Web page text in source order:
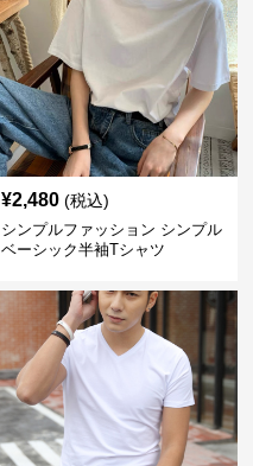
¥2,480 (税込)
シンプルファッション シンプル
ベーシック半袖Tシャツ